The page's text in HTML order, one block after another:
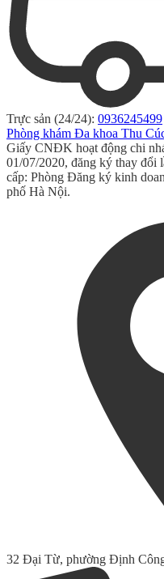
Trực sản (24/24): 0936245499
Phòng khám Đa khoa Thu
Giấy CNĐK hoạt động chi
01/07/2020, đăng ký thay đổi
cấp: Phòng Đăng ký kinh
phố Hà Nội.
32 Đại Từ, phường Định